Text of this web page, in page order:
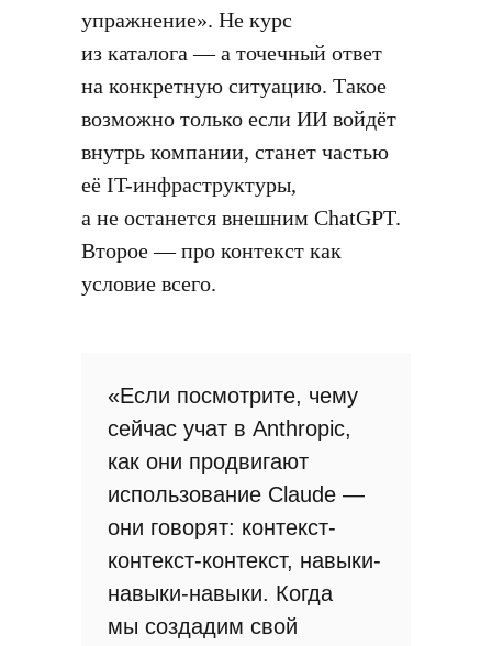
упражнение». Не курс
из каталога — а точечный ответ
на конкретную ситуацию. Такое
возможно только если ИИ войдёт
внутрь компании, станет частью
её IT-инфраструктуры,
а не останется внешним ChatGPT.
Второе — про контекст как
условие всего.
«Если посмотрите, чему
сейчас учат в Anthropic,
как они продвигают
использование Claude —
они говорят: контекст-
контекст-контекст, навыки-
навыки-навыки. Когда
мы создадим свой